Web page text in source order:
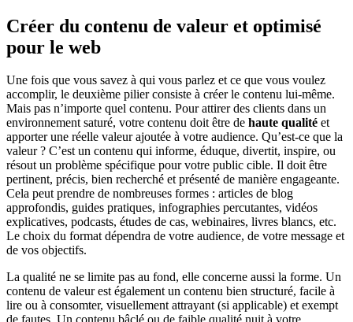
Créer du contenu de valeur et optimisé
pour le web
Une fois que vous savez à qui vous parlez et ce que vous voulez
accomplir, le deuxième pilier consiste à créer le contenu lui-même.
Mais pas n’importe quel contenu. Pour attirer des clients dans un
environnement saturé, votre contenu doit être de haute qualité et
apporter une réelle valeur ajoutée à votre audience. Qu’est-ce que la
valeur ? C’est un contenu qui informe, éduque, divertit, inspire, ou
résout un problème spécifique pour votre public cible. Il doit être
pertinent, précis, bien recherché et présenté de manière engageante.
Cela peut prendre de nombreuses formes : articles de blog
approfondis, guides pratiques, infographies percutantes, vidéos
explicatives, podcasts, études de cas, webinaires, livres blancs, etc.
Le choix du format dépendra de votre audience, de votre message et
de vos objectifs.
La qualité ne se limite pas au fond, elle concerne aussi la forme. Un
contenu de valeur est également un contenu bien structuré, facile à
lire ou à consomter, visuellement attrayant (si applicable) et exempt